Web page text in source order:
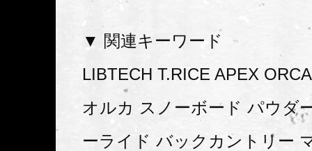
▼ 関連キーワード
LIBTECH T.RICE APEX
オルカ スノーボード パウダ
ーライド バックカントリー